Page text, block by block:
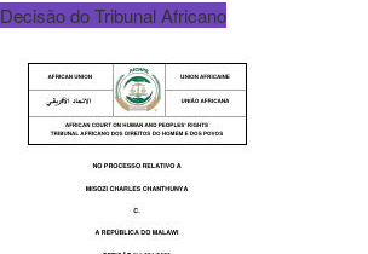
Decisão do Tribunal Africano